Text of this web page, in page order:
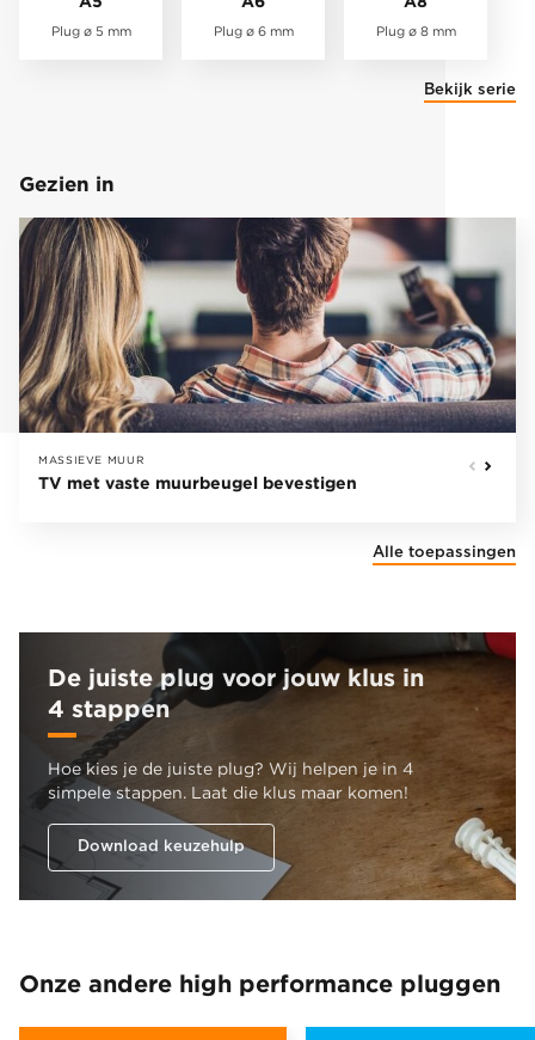
Plug ø 5 mm Plug ø 6 mm Plug ø 8 mm
Bekijk serie
Gezien in
MASSIEVE MUUR
TV met vaste muurbeugel bevestigen
Alle toepassingen
De juiste plug voor jouw klus in
4 stappen
Hoe kies je de juiste plug? Wij helpen je in 4
simpele stappen. Laat die klus maar komen!
Download keuzehulp
Onze andere high performance pluggen